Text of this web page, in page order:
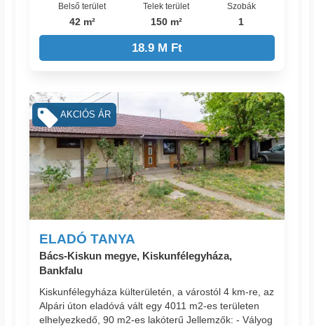
Belső terület
42 m²
Telek terület
150 m²
Szobák
1
18.9 M Ft
ELADÓ TANYA
Bács-Kiskun megye, Kiskunfélegyháza,
Bankfalu
Kiskunfélegyháza külterületén, a várostól 4 km-re, az
Alpári úton eladóvá vált egy 4011 m2-es területen
elhelyezkedő, 90 m2-es lakóterű Jellemzők: - Vályog
AKCIÓS ÁR